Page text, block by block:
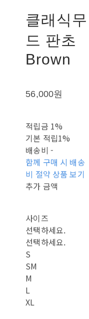
클래식무
드 판초
Brown
56,000원
적립금 1%
기본 적립1%
배송비 -
함께 구매 시 배송
비 절약 상품 보기
추가 금액
사이즈
선택하세요.
선택하세요.
S
SM
M
L
XL